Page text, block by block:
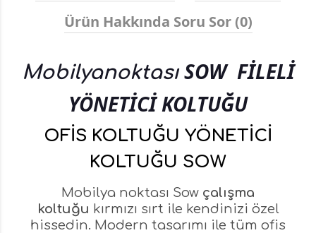
Ürün Hakkında Soru Sor (0)
MobilyanoktasıSOW FİLELİ
YÖNETİCİ KOLTUĞU
OFİS KOLTUĞU YÖNETİCİ
KOLTUĞU SOW
Mobilya noktası Sow çalışma
koltuğu kırmızı sırt ile kendinizi özel
hissedin. Modern tasarımı ile tüm ofis